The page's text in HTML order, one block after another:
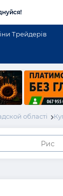
Трейдерів
області
Рис